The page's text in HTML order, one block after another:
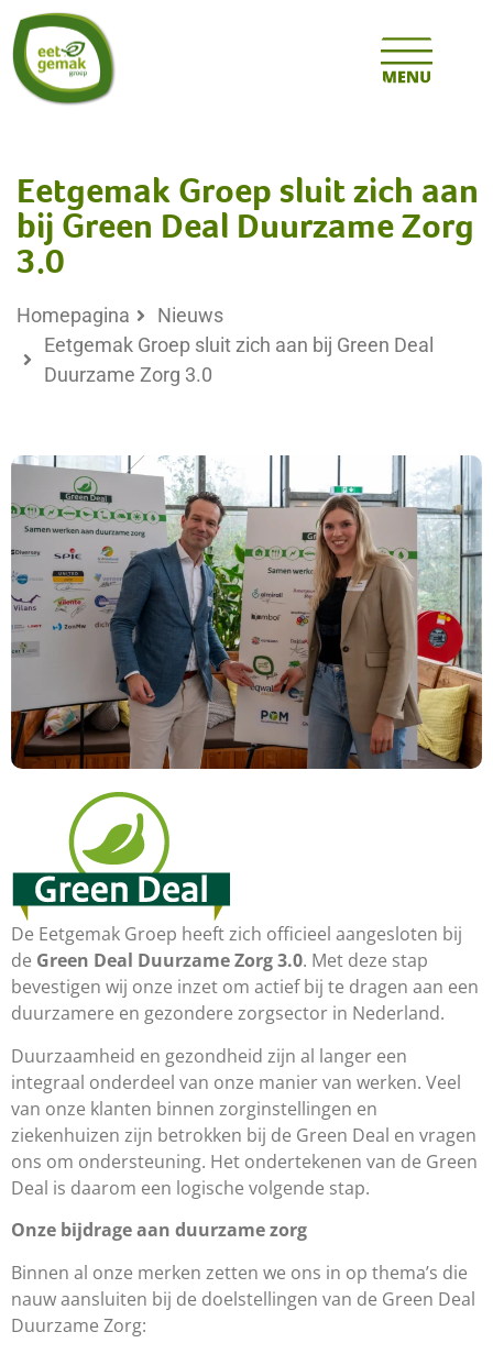
Eetgemak Groep sluit zich aan
bij Green Deal Duurzame Zorg
3.0
Homepagina
Nieuws
Eetgemak Groep sluit zich aan bij Green Deal
Duurzame Zorg 3.0
De Eetgemak Groep heeft zich officieel aangesloten bij
de Green Deal Duurzame Zorg 3.0. Met deze stap
bevestigen wij onze inzet om actief bij te dragen aan een
duurzamere en gezondere zorgsector in Nederland.
Duurzaamheid en gezondheid zijn al langer een
integraal onderdeel van onze manier van werken. Veel
van onze klanten binnen zorginstellingen en
ziekenhuizen zijn betrokken bij de Green Deal en vragen
ons om ondersteuning. Het ondertekenen van de Green
Deal is daarom een logische volgende stap.
Onze bijdrage aan duurzame zorg
Binnen al onze merken zetten we ons in op thema’s die
nauw aansluiten bij de doelstellingen van de Green Deal
Duurzame Zorg: